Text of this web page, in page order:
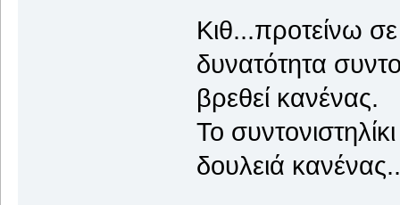
Κιθ...προτείνω
δυνατότητα
βρεθεί κανένας.
Το
δουλειά